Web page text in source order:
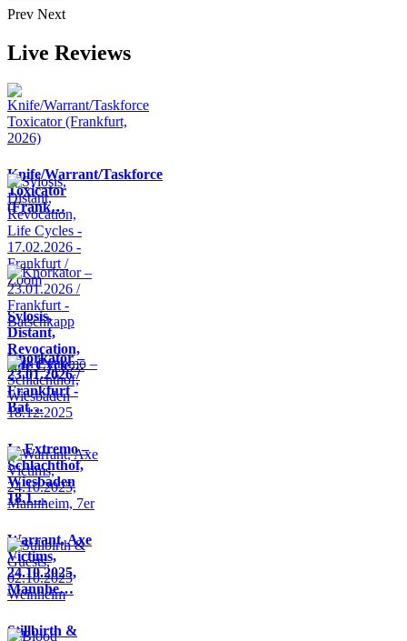
Prev Next
Live Reviews
Knife/Warrant/Taskforce
Toxicator
(Frank…
Sylosis,
Distant,
Revocation,
Life Cycle…
Knorkator –
23.01.2026 /
Frankfurt -
Bat…
In Extremo –
Schlachthof,
Wiesbaden
18.1…
Warrant, Axe
Victims,
24.10.2025,
Mannhe…
Stillbirth &